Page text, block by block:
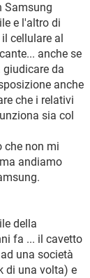
Samsung
e l'altro di
cellulare al
anche se
da
anche
che i relativi
sia col
che non mi
andiamo
della
fa ... il cavetto
una società
di una volta) e